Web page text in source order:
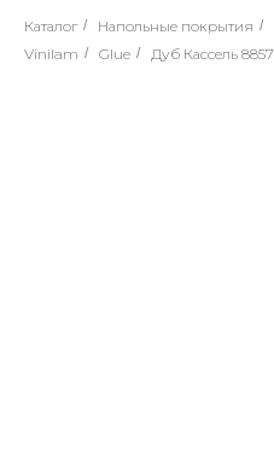
Каталог / Напольные покрытия /
Vinilam / Glue / Дуб Кассель 8857